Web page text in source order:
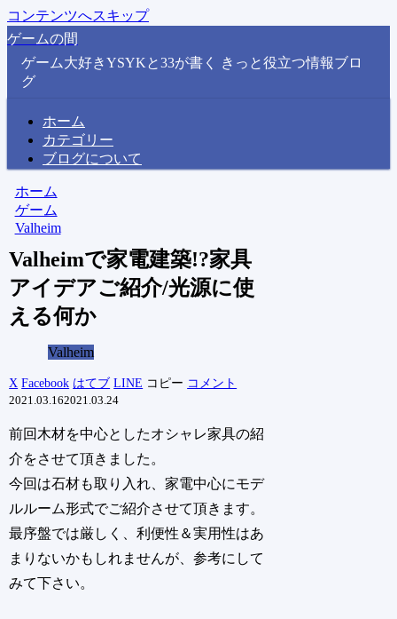
コンテンツへスキップ
ゲームの間
ゲーム大好きYSYKと33が書く きっと役立つ情報ブロ
グ
ホーム
カテゴリー
ブログについて
ホーム
ゲーム
Valheim
Valheimで家電建築!?家具
アイデアご紹介/光源に使
える何か
Valheim
X Facebook はてブ LINE コピー コメント
2021.03.162021.03.24
前回木材を中心としたオシャレ家具の紹
介をさせて頂きました。
今回は石材も取り入れ、家電中心にモデ
ルルーム形式でご紹介させて頂きます。
最序盤では厳しく、利便性＆実用性はあ
まりないかもしれませんが、参考にして
みて下さい。